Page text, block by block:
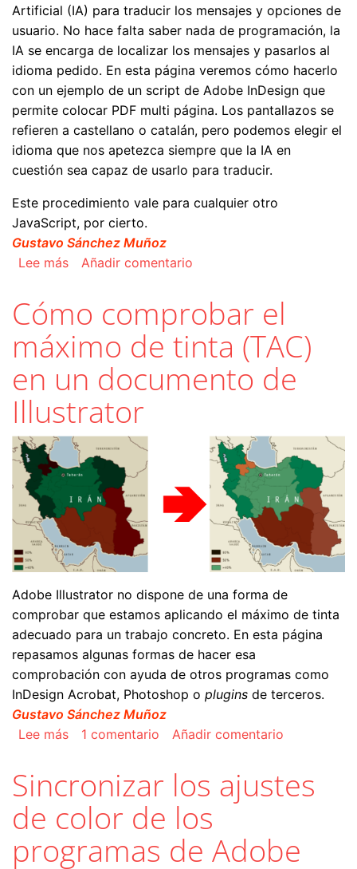
Artificial (IA) para traducir los mensajes y opciones de
usuario. No hace falta saber nada de programación, la
IA se encarga de localizar los mensajes y pasarlos al
idioma pedido. En esta página veremos cómo hacerlo
con un ejemplo de un script de Adobe InDesign que
permite colocar PDF multi página. Los pantallazos se
refieren a castellano o catalán, pero podemos elegir el
idioma que nos apetezca siempre que la IA en
cuestión sea capaz de usarlo para traducir.
Este procedimiento vale para cualquier otro
JavaScript, por cierto.
Gustavo Sánchez Muñoz
Lee mássobre Cómo traducir un script de JavaScript
Añadir comentario
Cómo comprobar el
máximo de tinta (TAC)
en un documento de
Illustrator
Adobe Illustrator no dispone de una forma de
comprobar que estamos aplicando el máximo de tinta
adecuado para un trabajo concreto. En esta página
repasamos algunas formas de hacer esa
comprobación con ayuda de otros programas como
InDesign Acrobat, Photoshop o plugins de terceros.
Gustavo Sánchez Muñoz
Lee mássobre Cómo comprobar el máximo de tinta
1 comentario Añadir comentario
Sincronizar los ajustes
de color de los
programas de Adobe